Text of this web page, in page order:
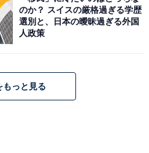
のか？ スイスの厳格過ぎる学歴
選別と、日本の曖昧過ぎる外国
人政策
もっと見る